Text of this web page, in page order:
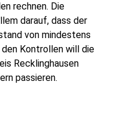
rechnen. Die
darauf, dass der
von mindestens
Kontrollen will die
Recklinghausen
passieren.